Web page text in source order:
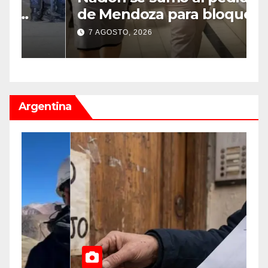
de Mendoza para bloquear
los celulares en las cárceles
de la provincia
7 AGOSTO, 2026
Argentina